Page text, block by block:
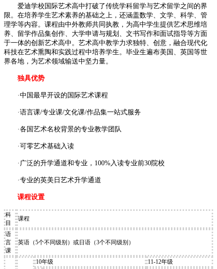
爱迪学校国际艺术高中打破了传统学科留学与艺术留学之间的界
限。在培养学生艺术素养的基础之上，还涵盖数学、文学、科学、管
理学等内容。课程由中外教师共同执教，为高中学生提供艺术思维培
养、留学作品集创作、大学申请与规划、文书写作和面试指导等方面
于一体的创新艺术高中。艺术高中教学力求独特、创意，融合现代化
科技在艺术熏陶和实践过程中培养学生。毕业生遍布美国、英国等世
界各地，为艺术领域输送中坚力量。
独具优势
·中国最早开设的国际艺术课程
·语言课/专业课/文化课/作品集一站式服务
·各国艺术名校背景的专业教学团队
·可零艺术基础入读
·广泛的升学通道和专业，100%入读专业前30院校
·专业的英美日艺术升学通道
课程设置
科
目
课程
语
言
课
英语（5个不同级别）或日语（3个不同级别）
10年级
11-12年级